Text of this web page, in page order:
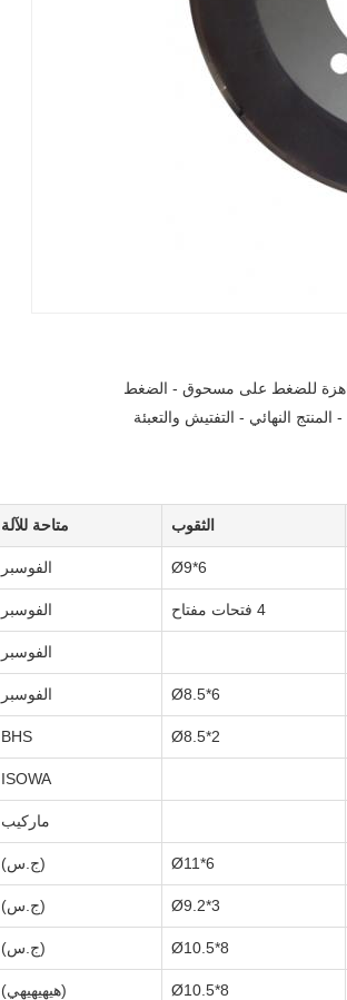
للضغط على مسحوق - الضغط
الثقوب متاحة للآلة
6*Ø9 الفوسبر
4 فتحات مفتاح الفوسبر
الفوسبر
6*Ø8.5 الفوسبر
2*Ø8.5
BHS
ISOWA
ماركيب
6*Ø11 (ج.س)
3*Ø9.2 (ج.س)
8*Ø10.5 (ج.س)
8*Ø10.5 (هيهيهيهي)